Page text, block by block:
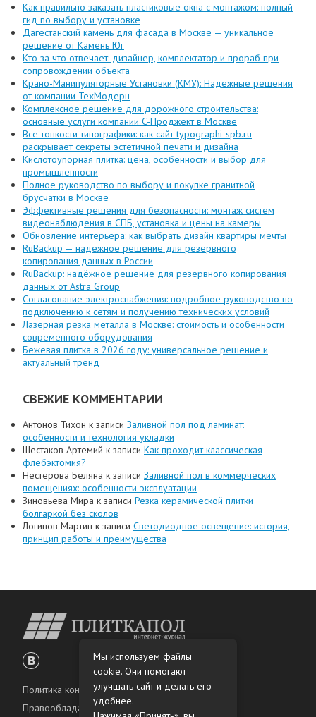
Как правильно заказать пластиковые окна с монтажом: полный
гид по выбору и установке
Дагестанский камень для фасада в Москве — уникальное
решение от Камень Юг
Кто за что отвечает: дизайнер, комплектатор и прораб при
сопровождении объекта
Крано-Манипуляторные Установки (КМУ): Надежные решения
от компании ТехМодерн
Комплексное решение для дорожного строительства:
основные услуги компании C-Проджект в Москве
Все тонкости типографики: как сайт typographi-spb.ru
раскрывает секреты эстетичной печати и дизайна
Кислотоупорная плитка: цена, особенности и выбор для
промышленности
Полное руководство по выбору и покупке гранитной
брусчатки в Москве
Эффективные решения для безопасности: монтаж систем
видеонаблюдения в СПБ, установка и цены на камеры
Обновление интерьера: как выбрать дизайн квартиры мечты
RuBackup — надежное решение для резервного
копирования данных в России
RuBackup: надёжное решение для резервного копирования
данных от Astra Group
Согласование электроснабжения: подробное руководство по
подключению к сетям и получению технических условий
Лазерная резка металла в Москве: стоимость и особенности
современного оборудования
Бежевая плитка в 2026 году: универсальное решение и
актуальный тренд
СВЕЖИЕ КОММЕНТАРИИ
Антонов Тихон к записи Заливной пол под ламинат:
особенности и технология укладки
Шестаков Артемий к записи Как проходит классическая
флебэктомия?
Нестерова Беляна к записи Заливной пол в коммерческих
помещениях: особенности эксплуатации
Зиновьева Мира к записи Резка керамической плитки
болгаркой без сколов
Логинов Мартин к записи Светодиодное освещение: история,
принцип работы и преимущества
Политика конфиденциальности
Правообладателям
Мы используем файлы
cookie. Они помогают
улучшать сайт и делать его
удобнее.